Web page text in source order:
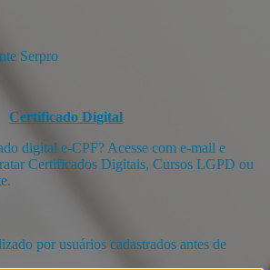
Serpro
Certificado Digital
digital e-CPF? Acesse com e-mail e
Certificados Digitais, Cursos LGPD ou
por usuários cadastrados antes de